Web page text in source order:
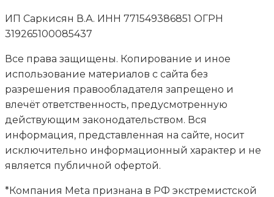
ИП Саркисян В.А. ИНН 771549386851 ОГРН
319265100085437
Все права защищены. Копирование и иное
использование материалов с сайта без
разрешения правообладателя запрещено и
влечёт ответственность, предусмотренную
действующим законодательством. Вся
информация, представленная на сайте, носит
исключительно информационный характер и не
является публичной офертой.
*Компания Meta признана в РФ экстремистской